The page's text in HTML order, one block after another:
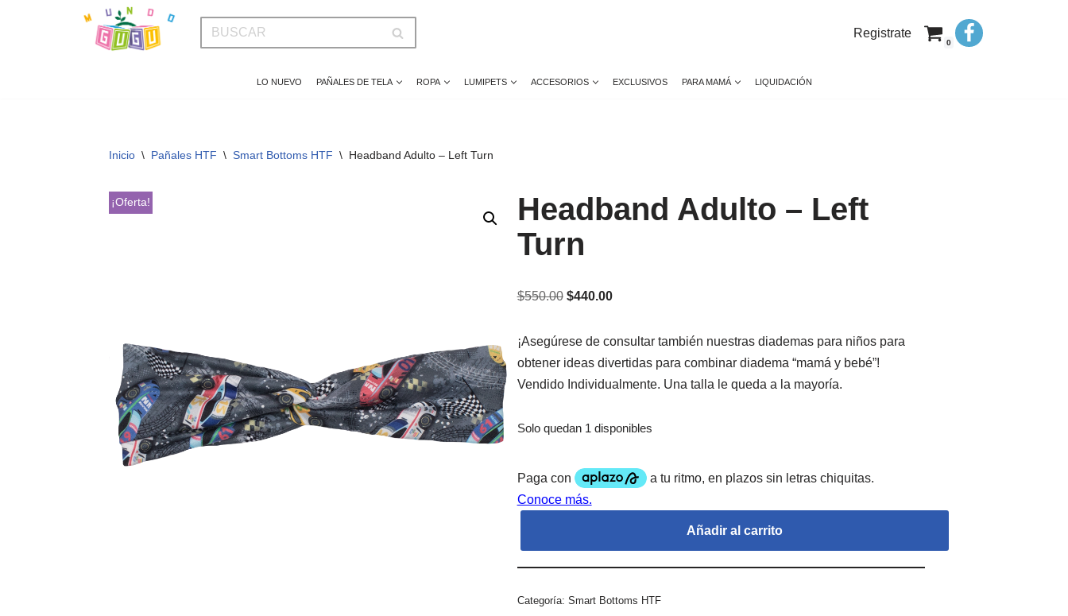
Registrate
0
LO NUEVO PAÑALES DE TELA ROPA LUMIPETS ACCESORIOS EXCLUSIVOS PARA MAMÁ LIQUIDACIÓN
Inicio \ Pañales HTF \ Smart Bottoms HTF \ Headband Adulto – Left Turn
¡Oferta!
Headband Adulto – Left
Turn
$550.00 $440.00
¡Asegúrese de consultar también nuestras diademas para niños para
obtener ideas divertidas para combinar diadema “mamá y bebé”!
Vendido Individualmente. Una talla le queda a la mayoría.
Solo quedan 1 disponibles
Añadir al carrito
Categoría: Smart Bottoms HTF